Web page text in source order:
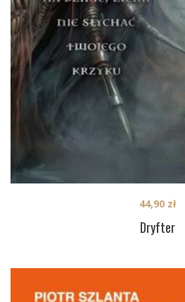
Dryfter
44,90 zł